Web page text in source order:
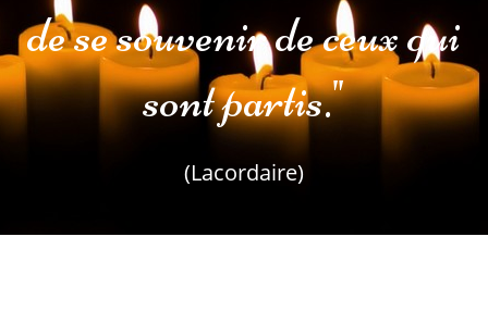
de se souvenir de ceux qui
sont partis."
(Lacordaire)